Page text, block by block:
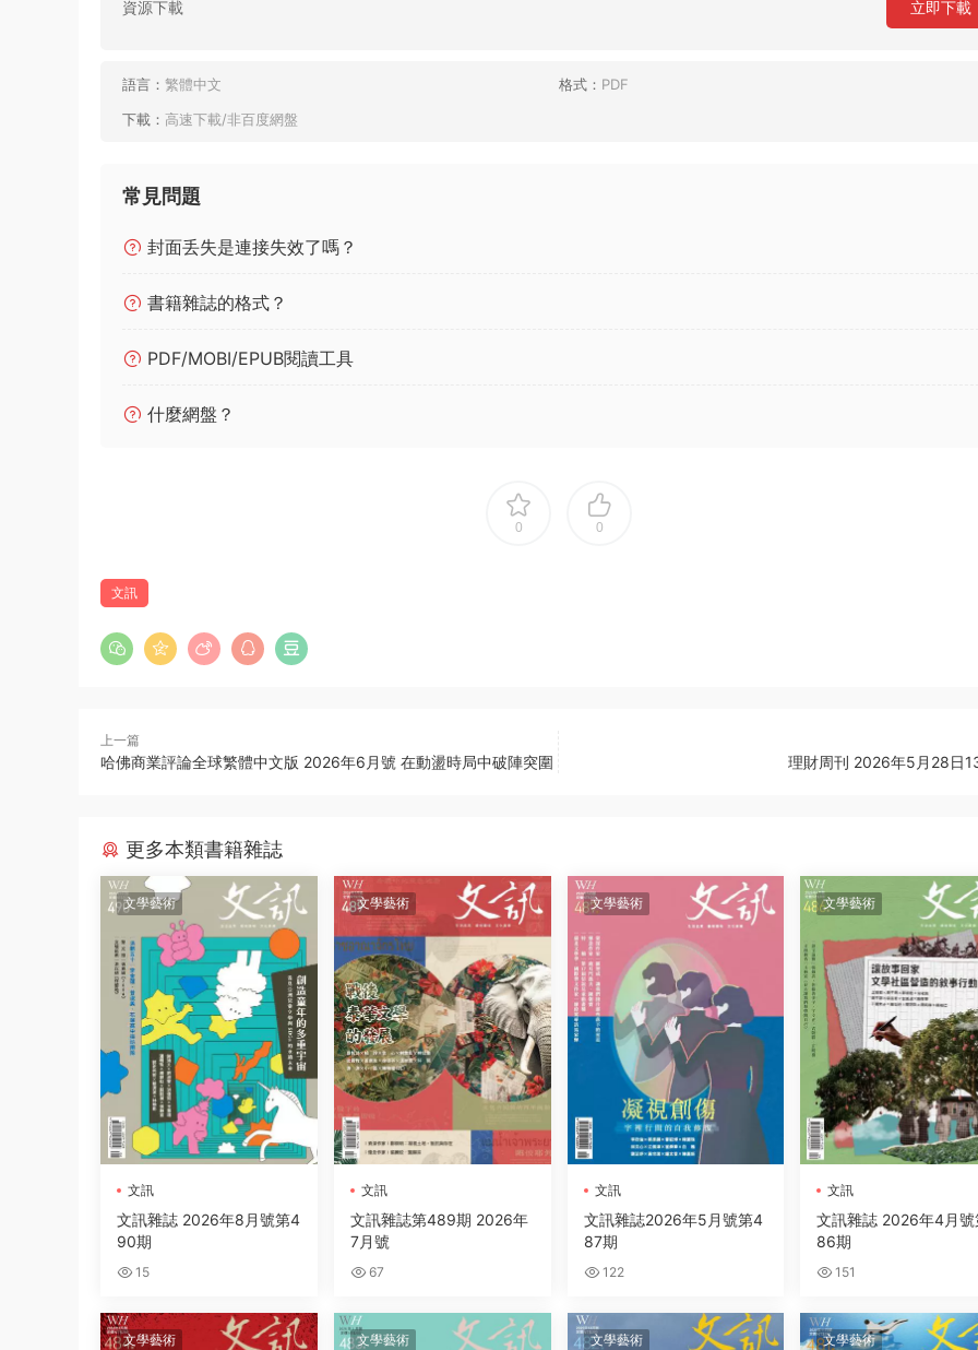
資源下載 立即下載
語言： 繁體中文 格式： PDF
下載： 高速下載/非百度網盤
常見問題
封面丢失是連接失效了嗎？
書籍雜誌的格式？
PDF/MOBI/EPUB閱讀工具
什麼網盤？
0 0
文訊
上一篇
哈佛商業評論全球繁體中文版 2026年6月號 在動盪時局中破陣突圍 理財周刊 2026年5月28日
更多本類書籍雜誌
文學藝術
文訊
文訊雜誌 2026年8月號第4
90期
15
文學藝術
文訊
文訊雜誌第489期 2026年
7月號
67
文學藝術
文訊
文訊雜誌2026年5月號第4
87期
122
文學藝術
文訊
文訊雜誌 2026年4月
86期
151
文學藝術 文學藝術 文學藝術 文學藝術